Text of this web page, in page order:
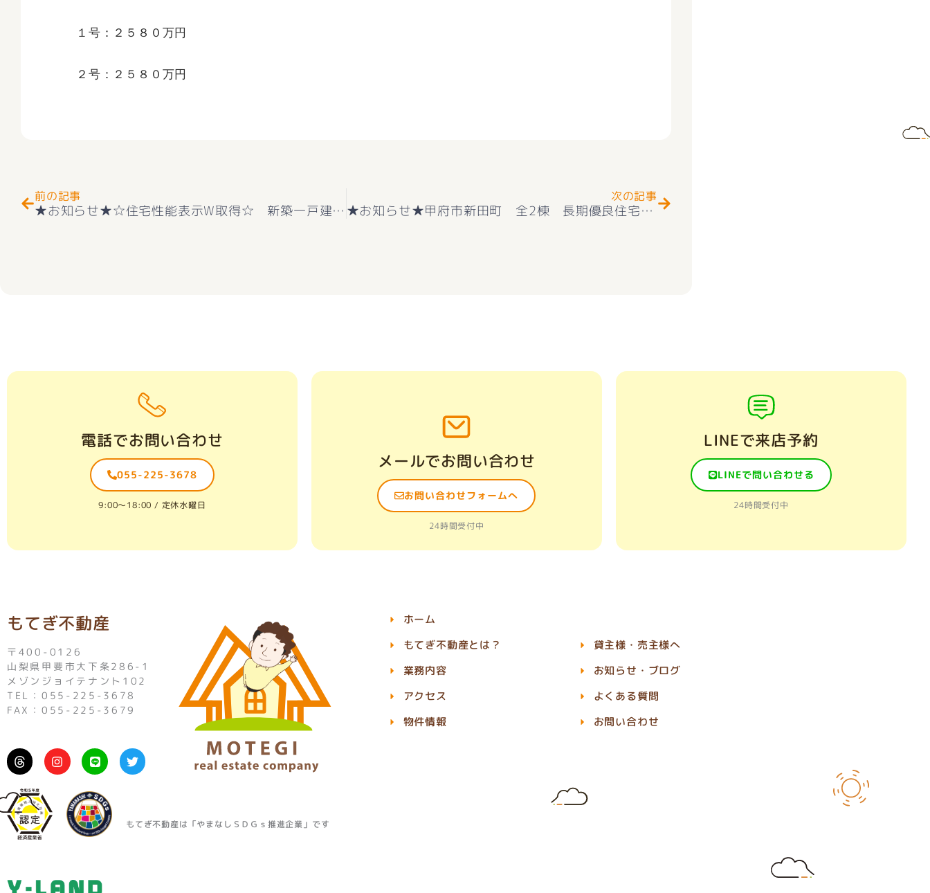
１号：２５８０万円
２号：２５８０万円
前の記事
★お知らせ★☆住宅性能表示W取得☆ 新築一戸建て 南アルプス市東南湖 最終1棟 2階建 4ＬＤＫ ＋カースペース３台 外構付き 耐震等級３＋長期優良住宅取得 南小学校＋甲西中学校
次の記事
★お知らせ★甲府市新田町 全2棟 長期優良住宅＋耐震等級３取得＋住宅性能評価付き 外構（駐車3台可能）＋オール電化
電話でお問い合わせ
055-225-3678
9:00〜18:00 / 定休水曜日
メールでお問い合わせ
お問い合わせフォームへ
24時間受付中
LINEで来店予約
LINEで問い合わせる
24時間受付中
もてぎ不動産
〒400-0126
山梨県甲斐市大下条286-1
メゾンジョイテナント102
TEL：055-225-3678
FAX：055-225-3679
I
n
s
L
i
n
e
T
w
i
r
もてぎ不動産は「やまなしＳＤＧｓ推進企業」です
ホーム
もてぎ不動産とは？
業務内容
アクセス
物件情報
貸主様・売主様へ
お知らせ・ブログ
よくある質問
お問い合わせ